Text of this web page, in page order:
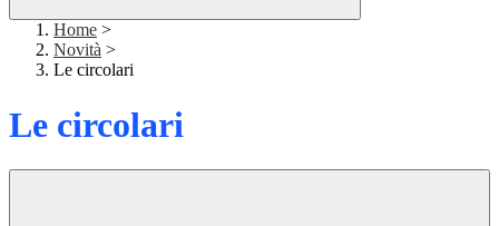
Home >
Novità >
Le circolari
Le circolari